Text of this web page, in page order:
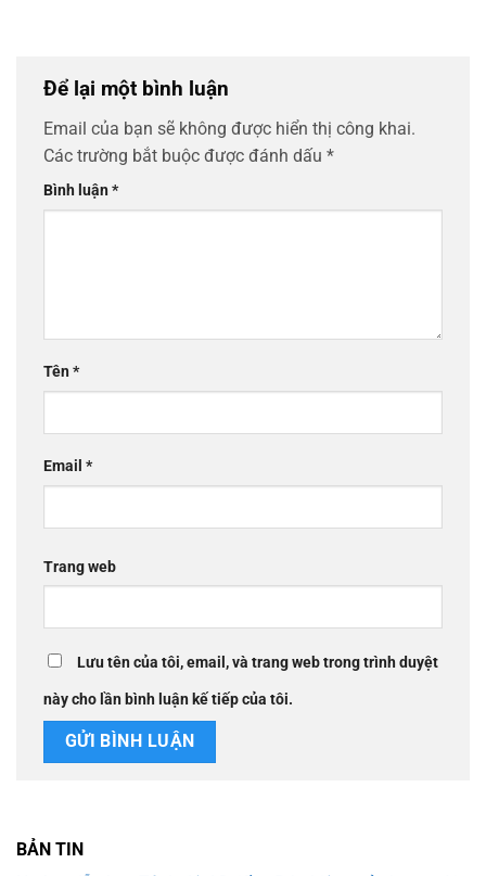
Để lại một bình luận
Email của bạn sẽ không được hiển thị công khai.
Các trường bắt buộc được đánh dấu *
Bình luận*
Tên*
Email *
Trang web
Lưu tên của tôi, email, và trang web trong trình duyệt
này cho lần bình luận kế tiếp của tôi.
BẢN TIN